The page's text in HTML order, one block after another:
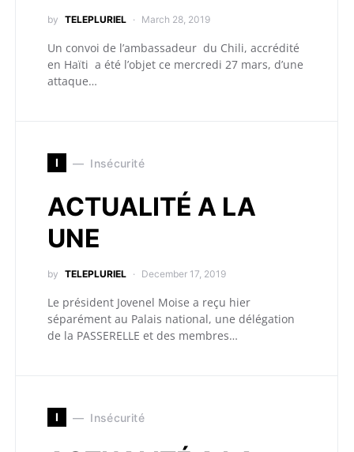
by TELEPLURIEL March 28, 2019
Un convoi de l’ambassadeur du Chili, accrédité
en Haïti a été l’objet ce mercredi 27 mars, d’une
attaque…
I Insécurité
ACTUALITÉ A LA
UNE
by TELEPLURIEL December 17, 2019
Le président Jovenel Moise a reçu hier
séparément au Palais national, une délégation
de la PASSERELLE et des membres…
I Insécurité